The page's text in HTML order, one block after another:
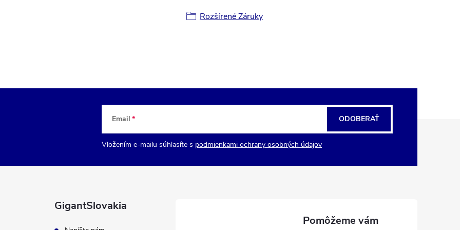
Rozšírené Záruky
Email
Vložením e-mailu súhlasíte s podmienkami ochrany osobných údajov
ODOBERAŤ
GigantSlovakia